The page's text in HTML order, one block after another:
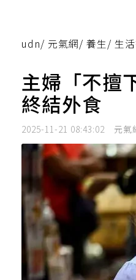
udn/ 元氣網/ 養生/ 生
主婦「不擅
終結外食
2025-11-21 08:43:02 元氣